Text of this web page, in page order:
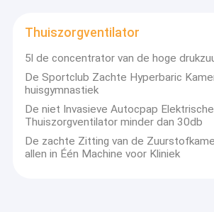
Thuiszorgventilator
5l de concentrator van de hoge
De Sportclub Zachte Hyperbaric
huisgymnastiek
De niet Invasieve Autocpap
Thuiszorgventilator minder dan 30db
De zachte Zitting van de
allen in Één Machine voor Kliniek